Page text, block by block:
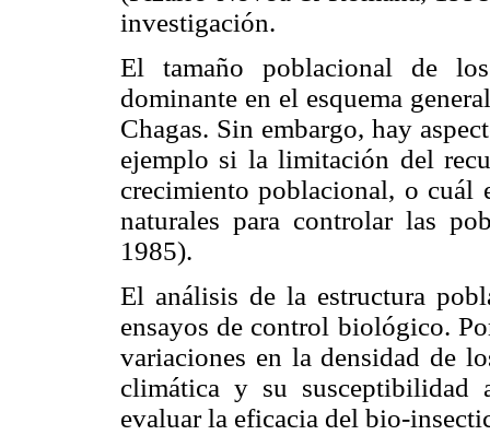
investigación.
El tamaño poblacional de
dominante en el esquema
Chagas. Sin embargo, hay
ejemplo si la limitación del
crecimiento poblacional, o cuál
naturales para controlar las
1985).
El análisis de la estructura
ensayos de control biológico.
variaciones en la densidad de
climática y su susceptibilidad
evaluar la eficacia del bio-